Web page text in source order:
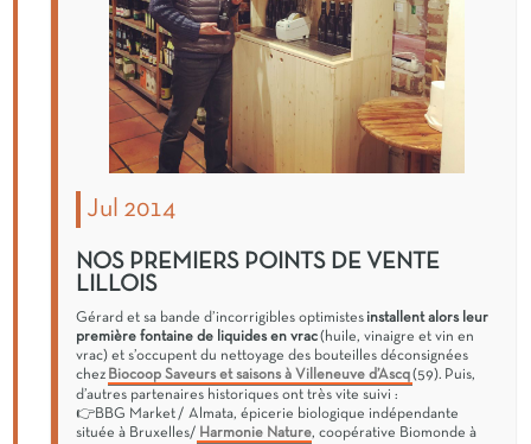
Jul 2014
NOS PREMIERS POINTS DE VENTE
LILLOIS
Gérard et sa bande d’incorrigibles optimistes installent alors leur
première fontaine de liquides en vrac(huile, vinaigre et vin en
vrac) et s’occupent du nettoyage des bouteilles déconsignées
chez Biocoop Saveurs et saisons à Villeneuve d’Ascq(59). Puis,
d’autres partenaires historiques ont très vite suivi :
👉BBG Market / Almata, épicerie biologique indépendante
située à Bruxelles/ Harmonie Nature, coopérative Biomonde à